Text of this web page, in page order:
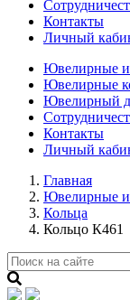
Контакты
Личный
Ювелирные
Ювелирные
Ювелирный
Контакты
Личный
Главная
Ювелирные
Кольца
Кольцо К461